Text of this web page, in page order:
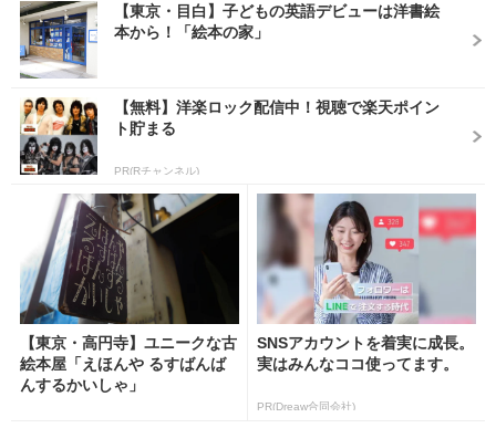
【東京・目白】子どもの英語デビューは洋書絵
本から！「絵本の家」
【無料】洋楽ロック配信中！視聴で楽天ポイン
ト貯まる
PR(Rチャンネル)
【東京・高円寺】ユニークな古
絵本屋「えほんや るすばんば
んするかいしゃ」
SNSアカウントを着実に成長。
実はみんなココ使ってます。
PR(Dreaw合同会社)